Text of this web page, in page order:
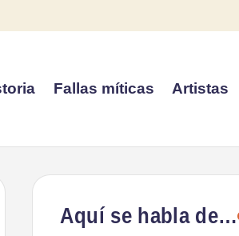
Fallas míticas Artistas
Aquí se habla de…